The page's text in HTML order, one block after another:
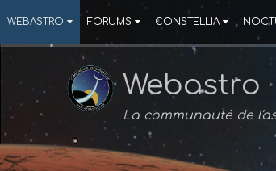
WEBASTRO FORUMS CONSTELLIA
Webastro
La communauté de